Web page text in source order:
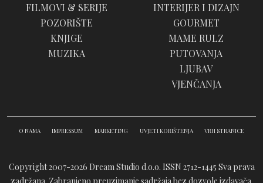
FILMOVI & SERIJE
POZORIŠTE
KNJIGE
MUZIKA
INTERIJER I DIZAJN
GOURMET
MAME RULZ
PUTOVANJA
LJUBAV
VJENČANJA
O NAMA IMPRESSUM MARKETING UVJETI KORIŠTENJA VRH STRANICE
Copyright 2007-2026 Dream Studio d.o.o. ISSN 2712-1445 Sva prava